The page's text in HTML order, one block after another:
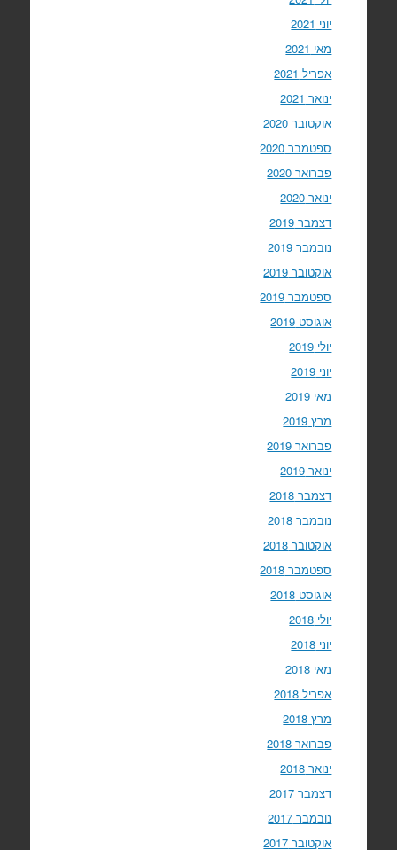
יוני 2021
מאי 2021
אפריל 2021
ינואר 2021
אוקטובר 2020
ספטמבר 2020
פברואר 2020
ינואר 2020
דצמבר 2019
נובמבר 2019
אוקטובר 2019
ספטמבר 2019
אוגוסט 2019
יולי 2019
יוני 2019
מאי 2019
מרץ 2019
פברואר 2019
ינואר 2019
דצמבר 2018
נובמבר 2018
אוקטובר 2018
ספטמבר 2018
אוגוסט 2018
יולי 2018
יוני 2018
מאי 2018
אפריל 2018
מרץ 2018
פברואר 2018
ינואר 2018
דצמבר 2017
נובמבר 2017
אוקטובר 2017